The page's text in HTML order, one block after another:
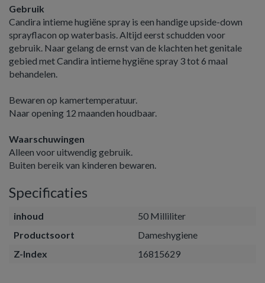
Gebruik
Candira intieme hugiëne spray is een handige upside-down
sprayflacon op waterbasis. Altijd eerst schudden voor
gebruik. Naar gelang de ernst van de klachten het genitale
gebied met Candira intieme hygiëne spray 3 tot 6 maal
behandelen.
Bewaren op kamertemperatuur.
Naar opening 12 maanden houdbaar.
Waarschuwingen
Alleen voor uitwendig gebruik.
Buiten bereik van kinderen bewaren.
Specificaties
inhoud
50 Milliliter
Productsoort
Dameshygiene
Z-Index
16815629